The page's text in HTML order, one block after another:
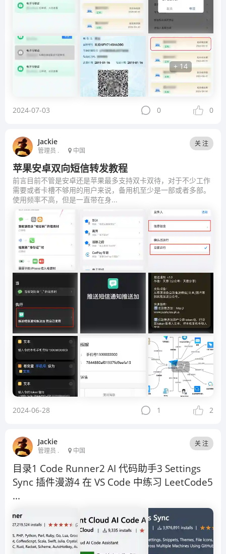
+ 14
2024-07-03 0 0
Jackie
管理员 . 中国
关 注
苹果安卓双向短信转发教程
前言目前不管是安卓还是苹果最多支持双卡双待，对于不少工作
需要或者卡槽不够用的用户来说，备用机至少是一部或者多部。
使用频率不高，但是一直带在身...
+ 7
2024-06-28 1 2
Jackie
管理员 . 中国
关 注
目录1 Code Runner2 AI 代码助手3 Settings
Sync 插件漫游4 在 VS Code 中练习 LeetCode5
...